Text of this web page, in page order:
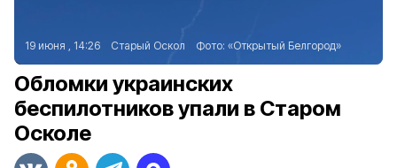
19 июня , 14:26 Старый Оскол Фото: «Открытый Белгород»
Обломки украинских
беспилотников упали в Старом
Осколе